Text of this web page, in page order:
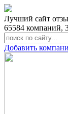
Лучший сайт
65584 компаний,
Добавить